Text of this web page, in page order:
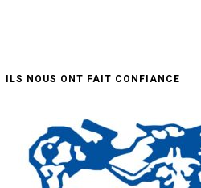
ILS NOUS ONT FAIT CONFIANCE